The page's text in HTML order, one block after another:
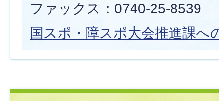
ファックス：0740-25-8539
国スポ・障スポ大会推進課へ